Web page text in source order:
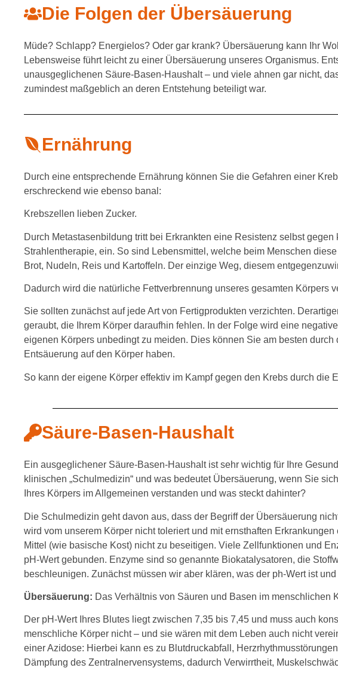
Die Folgen der Übersäuerung
Müde? Schlapp? Energielos? Oder gar krank? Übersäuerung kann Ihr
Lebensweise führt leicht zu einer Übersäuerung unseres Organismus.
unausgeglichenen Säure-Basen-Haushalt – und viele ahnen gar nicht,
zumindest maßgeblich an deren Entstehung beteiligt war.
Ernährung
Durch eine entsprechende Ernährung können Sie die Gefahren einer
erschreckend wie ebenso banal:
Krebszellen lieben Zucker.
Durch Metastasenbildung tritt bei Erkrankten eine Resistenz selbst
Strahlentherapie, ein. So sind Lebensmittel, welche beim Menschen
Brot, Nudeln, Reis und Kartoffeln. Der einzige Weg, diesem
Dadurch wird die natürliche Fettverbrennung unseres gesamten Körpers
Sie sollten zunächst auf jede Art von Fertigprodukten verzichten.
geraubt, die Ihrem Körper daraufhin fehlen. In der Folge wird eine
eigenen Körpers unbedingt zu meiden. Dies können Sie am besten
Entsäuerung auf den Körper haben.
So kann der eigene Körper effektiv im Kampf gegen den Krebs durch die
Säure-Basen-Haushalt
Ein ausgeglichener Säure-Basen-Haushalt ist sehr wichtig für Ihre
klinischen „Schulmedizin“ und was bedeutet Übersäuerung, wenn Sie
Ihres Körpers im Allgemeinen verstanden und was steckt dahinter?
Die Schulmedizin geht davon aus, dass der Begriff der Übersäuerung
wird vom unserem Körper nicht toleriert und mit ernsthaften
Mittel (wie basische Kost) nicht zu beseitigen. Viele Zellfunktionen und
pH-Wert gebunden. Enzyme sind so genannte Biokatalysatoren, die
beschleunigen. Zunächst müssen wir aber klären, was der ph-Wert ist
Übersäuerung: Das Verhältnis von Säuren und Basen im menschlichen
Der pH-Wert Ihres Blutes liegt zwischen 7,35 bis 7,45 und muss auch
menschliche Körper nicht – und sie wären mit dem Leben auch nicht
einer Azidose: Hierbei kann es zu Blutdruckabfall,
Dämpfung des Zentralnervensystems, dadurch Verwirrtheit,